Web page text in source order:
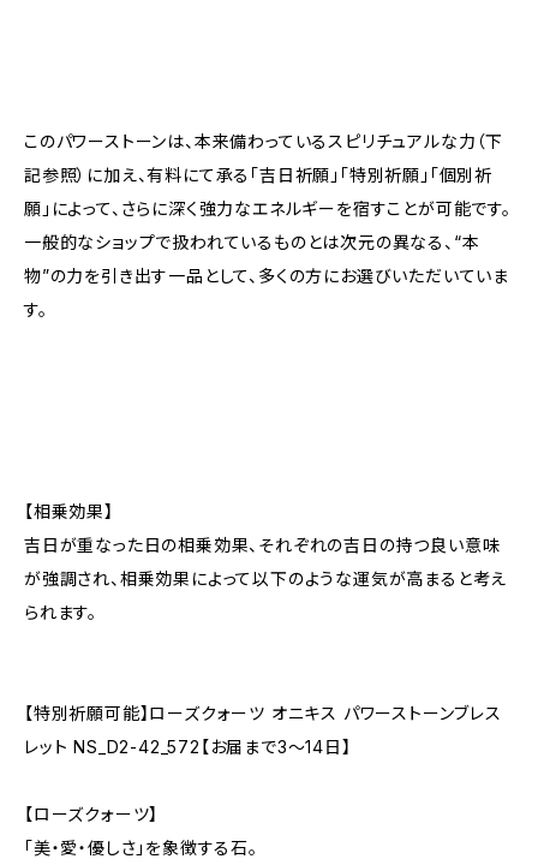
このパワーストーンは、本来備わっているスピリチュアルな力（下
記参照）に加え、有料にて承る「吉日祈願」「特別祈願」「個別祈
願」によって、さらに深く強力なエネルギーを宿すことが可能です。
一般的なショップで扱われているものとは次元の異なる、“本
物”の力を引き出す一品として、多くの方にお選びいただいていま
す。
【相乗効果】
吉日が重なった日の相乗効果、それぞれの吉日の持つ良い意味
が強調され、相乗効果によって以下のような運気が高まると考え
られます。
【特別祈願可能】ローズクォーツ オニキス パワーストーンブレス
レット NS_D2-42_572【お届まで3〜14日】
【ローズクォーツ】
「美・愛・優しさ」を象徴する石。